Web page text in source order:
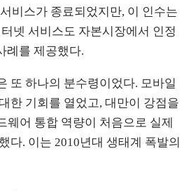
비스가 종료되었지만, 이 인수는
넷 서비스도 자본시장에서 인정
례를 제공했다.
또 하나의 분수령이었다. 모바일
한 기회를 열었고, 대만이 강점을
웨어 통합 역량이 처음으로 실제
다. 이는 2010년대 생태계 폭발의